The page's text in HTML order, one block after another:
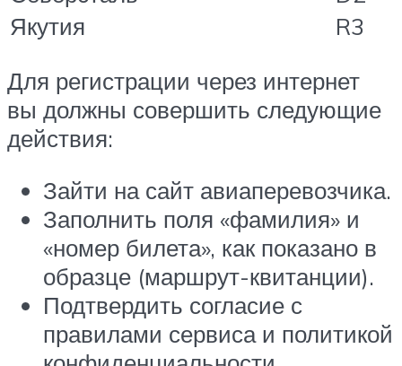
Якутия
R3
Для регистрации через интернет
вы должны совершить следующие
действия:
Зайти на сайт авиаперевозчика.
Заполнить поля «фамилия» и
«номер билета», как показано в
образце (маршрут-квитанции).
Подтвердить согласие с
правилами сервиса и политикой